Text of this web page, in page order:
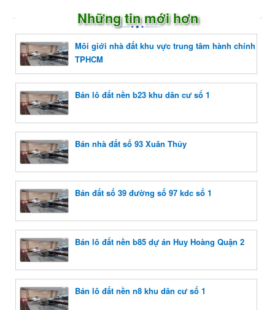
Những tin mới hơn
Môi giới nhà đất khu vực trung tâm hành chính
TPHCM
Bán lô đất nền b23 khu dân cư số 1
Bán nhà đất số 93 Xuân Thủy
Bán đất số 39 đường số 97 kdc số 1
Bán lô đất nền b85 dự án Huy Hoàng Quận 2
Bán lô đất nền n8 khu dân cư số 1